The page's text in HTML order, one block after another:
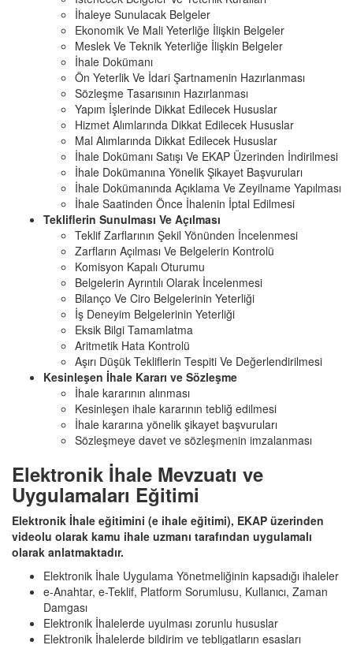
İhaleye Sunulacak Belgeler
Ekonomik Ve Mali Yeterliğe İlişkin Belgeler
Meslek Ve Teknik Yeterliğe İlişkin Belgeler
İhale Dokümanı
Ön Yeterlik Ve İdari Şartnamenin Hazırlanması
Sözleşme Tasarısının Hazırlanması
Yapım İşlerinde Dikkat Edilecek Hususlar
Hizmet Alımlarında Dikkat Edilecek Hususlar
Mal Alımlarında Dikkat Edilecek Hususlar
İhale Dokümanı Satışı Ve EKAP Üzerinden İndirilmesi
İhale Dokümanına Yönelik Şikayet Başvuruları
İhale Dokümanında Açıklama Ve Zeyilname Yapılması
İhale Saatinden Önce İhalenin İptal Edilmesi
Tekliflerin Sunulması Ve Açılması
Teklif Zarflarının Şekil Yönünden İncelenmesi
Zarfların Açılması Ve Belgelerin Kontrolü
Komisyon Kapalı Oturumu
Belgelerin Ayrıntılı Olarak İncelenmesi
Bilanço Ve Ciro Belgelerinin Yeterliği
İş Deneyim Belgelerinin Yeterliği
Eksik Bilgi Tamamlatma
Aritmetik Hata Kontrolü
Aşırı Düşük Tekliflerin Tespiti Ve Değerlendirilmesi
Kesinleşen İhale Kararı ve Sözleşme
İhale kararının alınması
Kesinleşen ihale kararının tebliğ edilmesi
İhale kararına yönelik şikayet başvuruları
Sözleşmeye davet ve sözleşmenin imzalanması
Elektronik İhale Mevzuatı ve
Uygulamaları Eğitimi
Elektronik İhale eğitimini (e ihale eğitimi), EKAP üzerinden
videolu olarak kamu ihale uzmanı tarafından uygulamalı
olarak anlatmaktadır.
Elektronik İhale Uygulama Yönetmeliğinin kapsadığı ihaleler
e-Anahtar, e-Teklif, Platform Sorumlusu, Kullanıcı, Zaman
Damgası
Elektronik İhalelerde uyulması zorunlu hususlar
Elektronik İhalelerde bildirim ve tebligatların esasları